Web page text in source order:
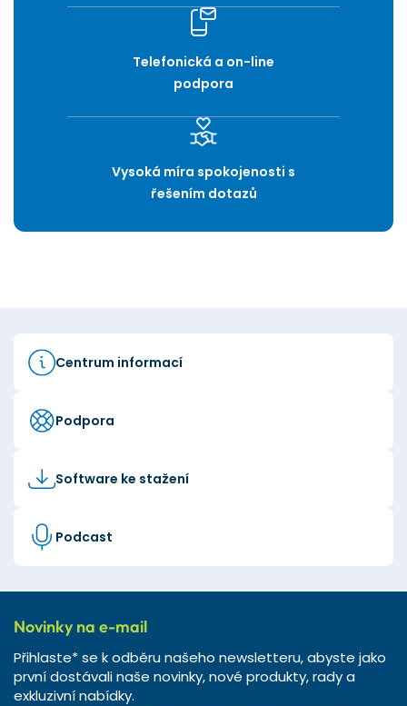
Telefonická a on-line
podpora
Vysoká míra spokojenosti s
řešením dotazů
Centrum informací
Podpora
Software ke stažení
Podcast
Novinky na e-mail
Přihlaste* se k odběru našeho newsletteru, abyste jako
první dostávali naše novinky, nové produkty, rady a
exkluzivní nabídky.